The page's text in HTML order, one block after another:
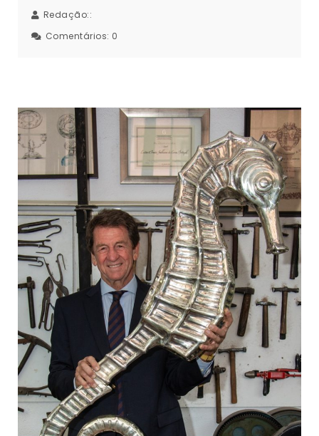
Redação::
Comentários: 0